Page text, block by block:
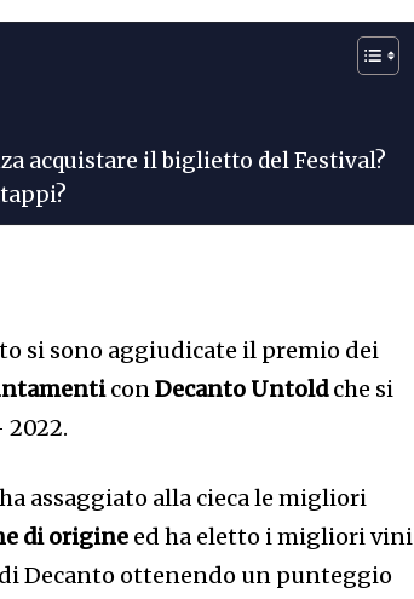
acquistare il biglietto del Festival?
si sono aggiudicate il premio dei
conDecanto Untoldche si
2022.
assaggiato alla cieca le migliori
di origine ed ha eletto i migliori vini
Decanto ottenendo un punteggio